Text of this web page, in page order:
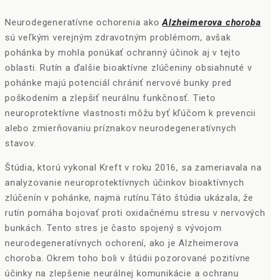
Neurodegeneratívne ochorenia akoAlzheimerova choroba
sú veľkým verejným zdravotným problémom, avšak
pohánka by mohla ponúkať ochranný účinok aj v tejto
oblasti. Rutín a ďalšie bioaktívne zlúčeniny obsiahnuté v
pohánke majú potenciál chrániť nervové bunky pred
poškodením a zlepšiť neurálnu funkčnosť. Tieto
neuroprotektívne vlastnosti môžu byť kľúčom k prevencii
alebo zmierňovaniu príznakov neurodegeneratívnych
stavov.
Štúdia, ktorú vykonal Kreft v roku 2016, sa zameriavala na
analyzovanie neuroprotektívnych účinkov bioaktívnych
zlúčenín v pohánke, najmä rutínu.Táto štúdia ukázala, že
rutín pomáha bojovať proti oxidačnému stresu v nervových
bunkách. Tento stres je často spojený s vývojom
neurodegeneratívnych ochorení, ako je Alzheimerova
choroba. Okrem toho boli v štúdii pozorované pozitívne
účinky na zlepšenie neurálnej komunikácie a ochranu